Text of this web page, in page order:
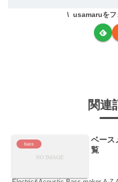
usamaruをフ
関連
bass
ベース
覧